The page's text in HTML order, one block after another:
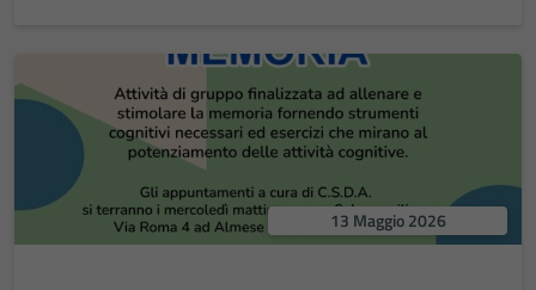
13 Maggio 2026